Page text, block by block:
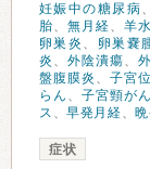
妊娠中の糖尿病、
胎、 無月経、 羊
卵巣炎 、 卵巣嚢
炎 、 外陰潰瘍、
盤腹膜炎 、 子宮
らん 、 子宮頸がん
ス 、早発月経、
症状